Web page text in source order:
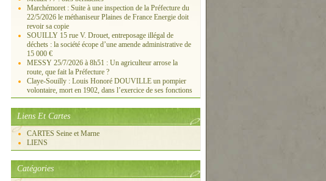
Marchémoret : Suite à une inspection de la Préfecture du
22/5/2026 le méthaniseur Plaines de France Energie doit
revoir sa copie
SOUILLY 15 rue V. Drouet, entreposage illégal de
déchets : la société écope d’une amende administrative de
15 000 €
MESSY 25/7/2026 à 8h51 : Un agriculteur arrose la
route, que fait la Préfecture ?
Claye-Souilly : Louis Honoré DOUVILLE un pompier
volontaire, mort en 1902, dans l’exercice de ses fonctions
Liens Et Cartes
CARTES Seine et Marne
LIENS
Catégories